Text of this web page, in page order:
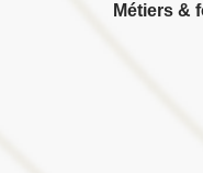
Métiers &